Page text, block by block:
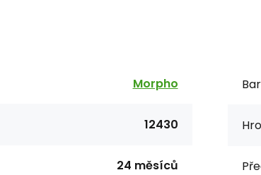
Morpho
12430
24 měsíců